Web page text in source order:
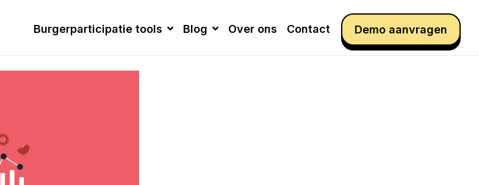
Burgerparticipatie tools Blog Over ons Contact Demo aanvragen